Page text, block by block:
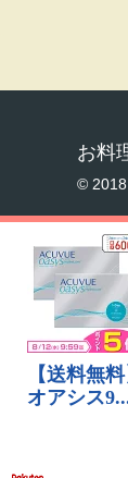
お料
© 2018